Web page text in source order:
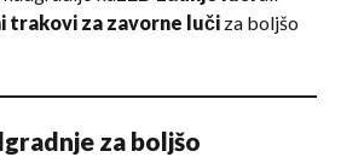
trakovi za zavorne luči za boljšo
za boljšo